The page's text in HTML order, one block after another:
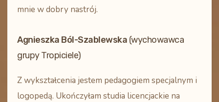
mnie w dobry nastrój.
Agnieszka Ból-Szablewska (wychowawca
grupy Tropiciele)
Z wykształcenia jestem pedagogiem specjalnym i
logopedą. Ukończyłam studia licencjackie na